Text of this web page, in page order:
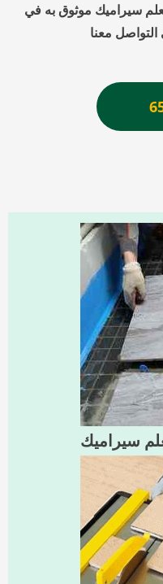
سيراميك موثوق به في
سيراميك